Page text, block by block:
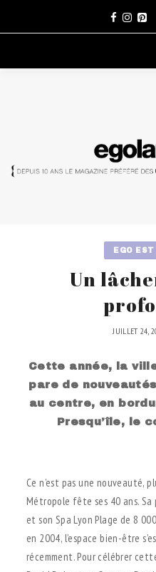
EGO
Un
JUILLET 24,
Cette année, la
pare de
au centre, en
Presqu’île, le
Ce n’est pas une nouveauté,
Métropole fête ses 40 ans.
et son Spa Lyon Plage de 8
en 2004, l’espace bien-être
récemment. Pour célébrer